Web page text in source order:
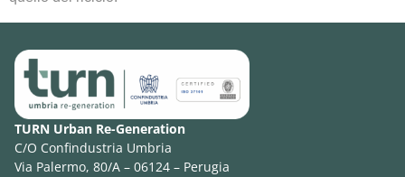
TURN Urban Re-Generation
C/O Confindustria Umbria
Via Palermo, 80/A – 06124 – Perugia